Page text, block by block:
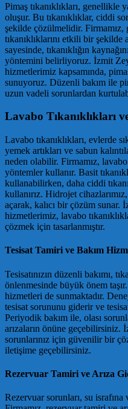
Pimaş tıkanıklıkları, genellikle
oluşur. Bu tıkanıklıklar, ciddi
şekilde çözülmelidir. Firmamız,
tıkanıklıklarını etkili bir
sayesinde, tıkanıklığın
yöntemini belirliyoruz. İzmit
hizmetlerimiz kapsamında,
sunuyoruz. Düzenli bakım ile
uzun vadeli sorunlardan
Lavabo Tıkanıklıkları
Lavabo tıkanıklıkları, evlerde
yemek artıkları ve sabun
neden olabilir. Firmamız, lavabo
yöntemler kullanır. Basit
kullanabilirken, daha ciddi
kullanırız. Hidrojet
açarak, kalıcı bir çözüm sunar.
hizmetlerimiz, lavabo
çözmek için tasarlanmıştır.
Tesisat Tamiri ve Bakım
Tesisatınızın düzenli bakımı,
önlenmesinde büyük önem
hizmetleri de sunmaktadır.
tesisat sorununu giderir ve
Periyodik bakım ile, olası
arızaların önüne geçebilirsiniz.
sorunlarınız için güvenilir bir
iletişime geçebilirsiniz.
Rezervuar Tamiri ve Arıza
Rezervuar sorunları, su israfına